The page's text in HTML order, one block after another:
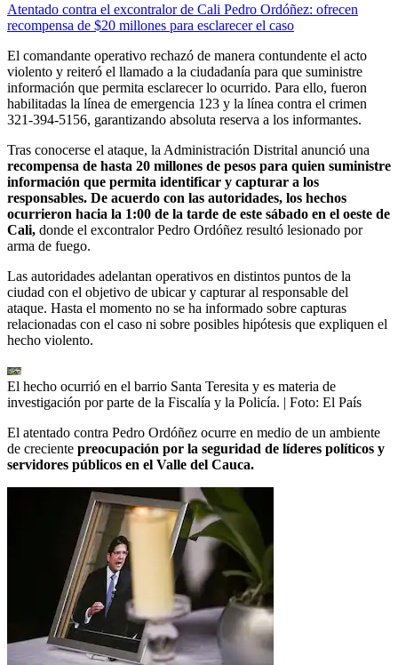
Atentado contra el excontralor de Cali Pedro Ordóñez: ofrecen
recompensa de $20 millones para esclarecer el caso
El comandante operativo rechazó de manera contundente el acto
violento y reiteró el llamado a la ciudadanía para que suministre
información que permita esclarecer lo ocurrido. Para ello, fueron
habilitadas la línea de emergencia 123 y la línea contra el crimen
321-394-5156, garantizando absoluta reserva a los informantes.
Tras conocerse el ataque, la Administración Distrital anunció una
recompensa de hasta 20 millones de pesos para quien suministre
información que permita identificar y capturar a los
responsables. De acuerdo con las autoridades, los hechos
ocurrieron hacia la 1:00 de la tarde de este sábado en el oeste de
Cali, donde el excontralor Pedro Ordóñez resultó lesionado por
arma de fuego.
Las autoridades adelantan operativos en distintos puntos de la
ciudad con el objetivo de ubicar y capturar al responsable del
ataque. Hasta el momento no se ha informado sobre capturas
relacionadas con el caso ni sobre posibles hipótesis que expliquen el
hecho violento.
El hecho ocurrió en el barrio Santa Teresita y es materia de
investigación por parte de la Fiscalía y la Policía. | Foto: El País
El atentado contra Pedro Ordóñez ocurre en medio de un ambiente
de creciente preocupación por la seguridad de líderes políticos y
servidores públicos en el Valle del Cauca.